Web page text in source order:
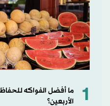
1
ما أفضل الفواكه
الأربعين؟